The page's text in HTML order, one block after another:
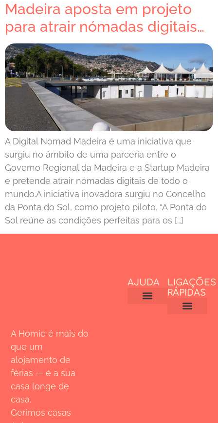
Madeira aposta em projeto
para atrair nómadas digitais…
A Digital Nomad Madeira é uma iniciativa que
surgiu no âmbito de uma parceria entre o
Governo Regional da Madeira e a Startup Madeira
e pretende atrair nómadas digitais de todo o
mundo.A iniciativa inovadora surgiu no Concelho
da Ponta do Sol, como projeto piloto. “A Ponta do
Sol reúne as condições perfeitas para os […]
A Homie é mais do
que um
alojamento de
férias — é a sua
casa longe de
casa.
Gerimos casas
LIGAÇÕES
RÁPIDAS
AJUDA